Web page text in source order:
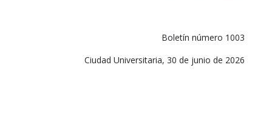
Boletín número 1003
Ciudad Universitaria, 30 de junio de 2026